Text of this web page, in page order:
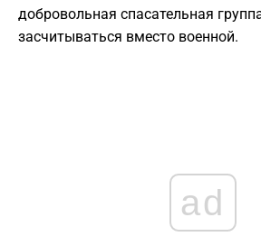
добровольная спасательная
засчитываться вместо военной.
ad